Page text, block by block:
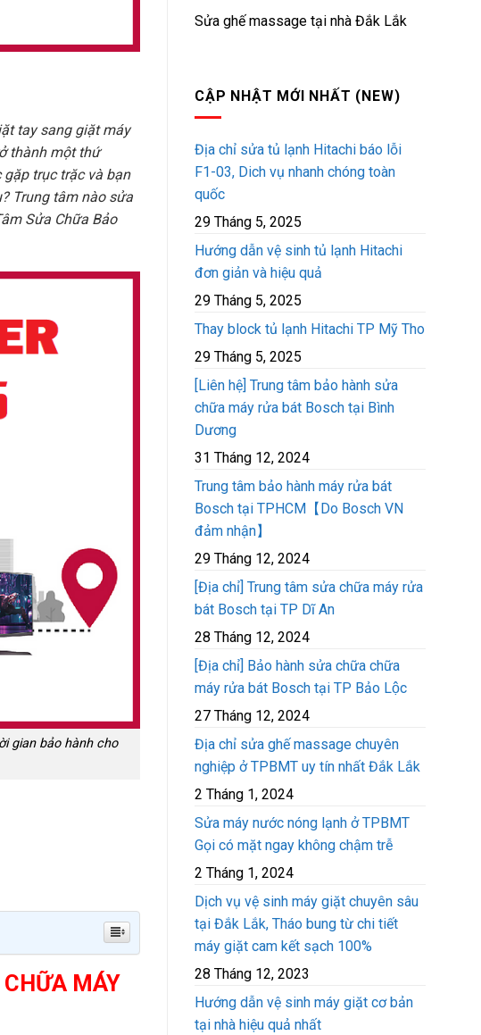
tay sang giặt máy
thành một thứ
trục trặc và bạn
Trung tâm nào sửa
Sửa Chữa Bảo
gian bảo hành cho
MÁY
Sửa ghế massage tại nhà Đắk Lắk
CẬP NHẬT MỚI NHẤT (NEW)
Địa chỉ sửa tủ lạnh Hitachi báo lỗi
F1-03, Dich vụ nhanh chóng toàn
quốc
29 Tháng 5, 2025
Hướng dẫn vệ sinh tủ lạnh Hitachi
đơn giản và hiệu quả
29 Tháng 5, 2025
Thay block tủ lạnh Hitachi TP Mỹ Tho
29 Tháng 5, 2025
[Liên hệ] Trung tâm bảo hành sửa
chữa máy rửa bát Bosch tại Bình
Dương
31 Tháng 12, 2024
Trung tâm bảo hành máy rửa bát
Bosch tại TPHCM【Do Bosch VN
đảm nhận】
29 Tháng 12, 2024
[Địa chỉ] Trung tâm sửa chữa máy rửa
bát Bosch tại TP Dĩ An
28 Tháng 12, 2024
[Địa chỉ] Bảo hành sửa chữa chữa
máy rửa bát Bosch tại TP Bảo Lộc
27 Tháng 12, 2024
Địa chỉ sửa ghế massage chuyên
nghiệp ở TPBMT uy tín nhất Đắk Lắk
2 Tháng 1, 2024
Sửa máy nước nóng lạnh ở TPBMT
Gọi có mặt ngay không chậm trễ
2 Tháng 1, 2024
Dịch vụ vệ sinh máy giặt chuyên sâu
tại Đắk Lắk, Tháo bung từ chi tiết
máy giặt cam kết sạch 100%
28 Tháng 12, 2023
Hướng dẫn vệ sinh máy giặt cơ bản
tại nhà hiệu quả nhất